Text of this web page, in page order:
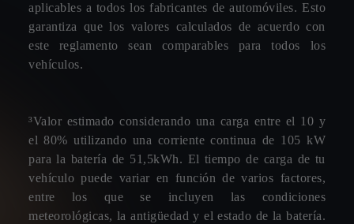
aplicables a todos los fabricantes de automóviles. Esto
garantiza que los valores calculados de acuerdo con
este reglamento sean comparables para todos los
vehículos.
³Valor estimado considerando una carga entre el 10 y
el 80% utilizando una corriente continua de 105 kW
para la batería de 51,5kWh. El tiempo de carga de tu
vehículo puede variar en función de varios factores,
entre los que se incluyen las condiciones
meteorológicas, la antigüedad y el estado de la batería.